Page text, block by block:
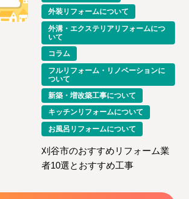
外装リフォームについて
外溝・エクステリアリフォームにつ
いて
コラム
フルリフォーム・リノベーションに
ついて
新築・増改築工事について
キッチンリフォームについて
お風呂リフォームについて
刈谷市のおすすめリフォーム業
者10選とおすすめ工事